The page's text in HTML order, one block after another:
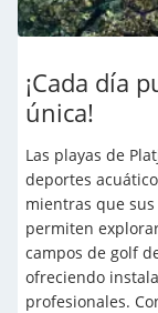
¡Cada día
única!
Las playas de
deportes
mientras que
permiten
campos de golf
ofreciendo
profesionales.